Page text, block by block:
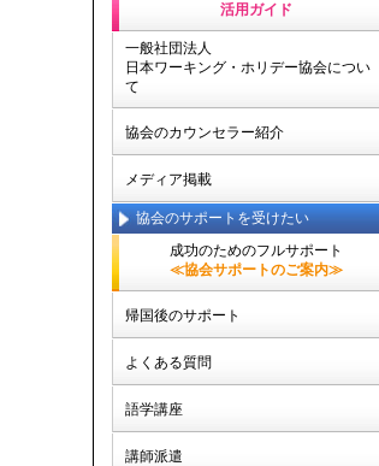
活用ガイド
一般社団法人
日本ワーキング・ホリデー協会につい
て
協会のカウンセラー紹介
メディア掲載
協会のサポートを受けたい
成功のためのフルサポート
≪協会サポートのご案内≫
帰国後のサポート
よくある質問
語学講座
講師派遣